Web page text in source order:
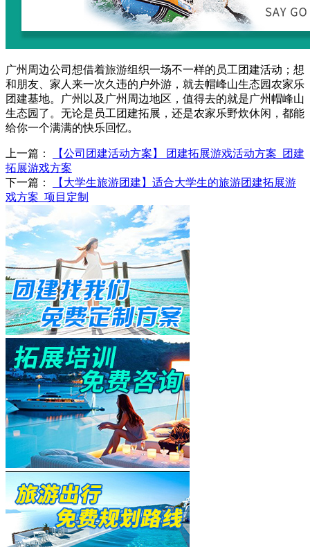
广州周边公司想借着旅游组织一场不一样的员工团建活动；想
和朋友、家人来一次久违的户外游，就去帽峰山生态园农家乐
团建基地。广州以及广州周边地区，值得去的就是广州帽峰山
生态园了。无论是员工团建拓展，还是农家乐野炊休闲，都能
给你一个满满的快乐回忆。
上一篇：
【公司团建活动方案】 团建拓展游戏活动方案_团建
拓展游戏方案
下一篇：
【大学生旅游团建】适合大学生的旅游团建拓展游
戏方案_项目定制